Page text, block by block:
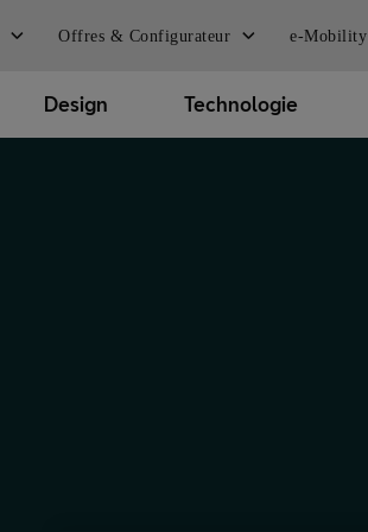
Offres & Configurateur e-Mobility
Design Technologie